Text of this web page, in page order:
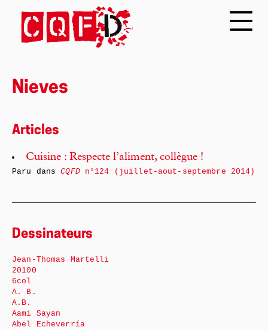
Nieves
Articles
Cuisine : Respecte l’aliment, collègue !
Paru dansCQFDn°124 (juillet-aout-septembre 2014)
Dessinateurs
Jean-Thomas Martelli
20100
6col
A. B.
A.B.
Aami Sayan
Abel Echeverría